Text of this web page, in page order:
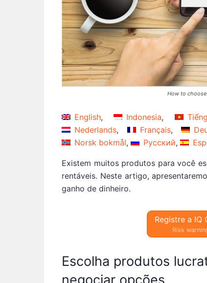
How to
English Indonesia
Nederlands
Français
Norsk bokmål
Русский
Existem muitos produtos para você
rentáveis. Neste artigo,
ganho de dinheiro.
Registre a IQ
Risk
Escolha produtos